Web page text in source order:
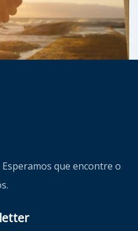
que encontre o